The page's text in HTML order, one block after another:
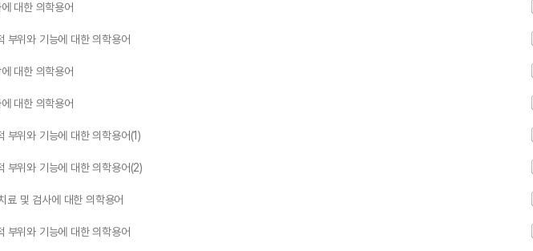
대한 의학용어
부위와 기능에 대한 의학용어
대한 의학용어
대한 의학용어
부위와 기능에 대한 의학용어(1)
부위와 기능에 대한 의학용어(2)
료 및 검사에 대한 의학용어
부위와 기능에 대한 의학용어